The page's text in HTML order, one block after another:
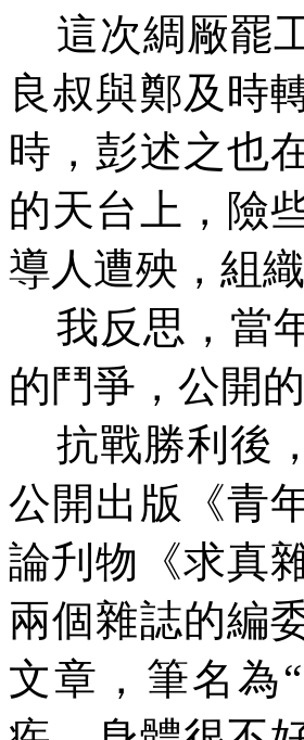
這次綢 厰罷
良叔與鄭及時
時，彭述之也
的天台上，險
導人遭殃，組
我反思，當
的鬥爭，公開
抗戰勝利後
公開出版《青
論刋物《求真
兩個雜誌的編
文章，筆名為